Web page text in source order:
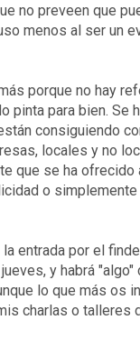
no preveen que
menos al ser un
porque no hay
pinta para bien. Se
consiguiendo
locales y no
que se ha ofrecido
o simplemente
entrada por el
y habrá
lo que más os
charlas o talleres